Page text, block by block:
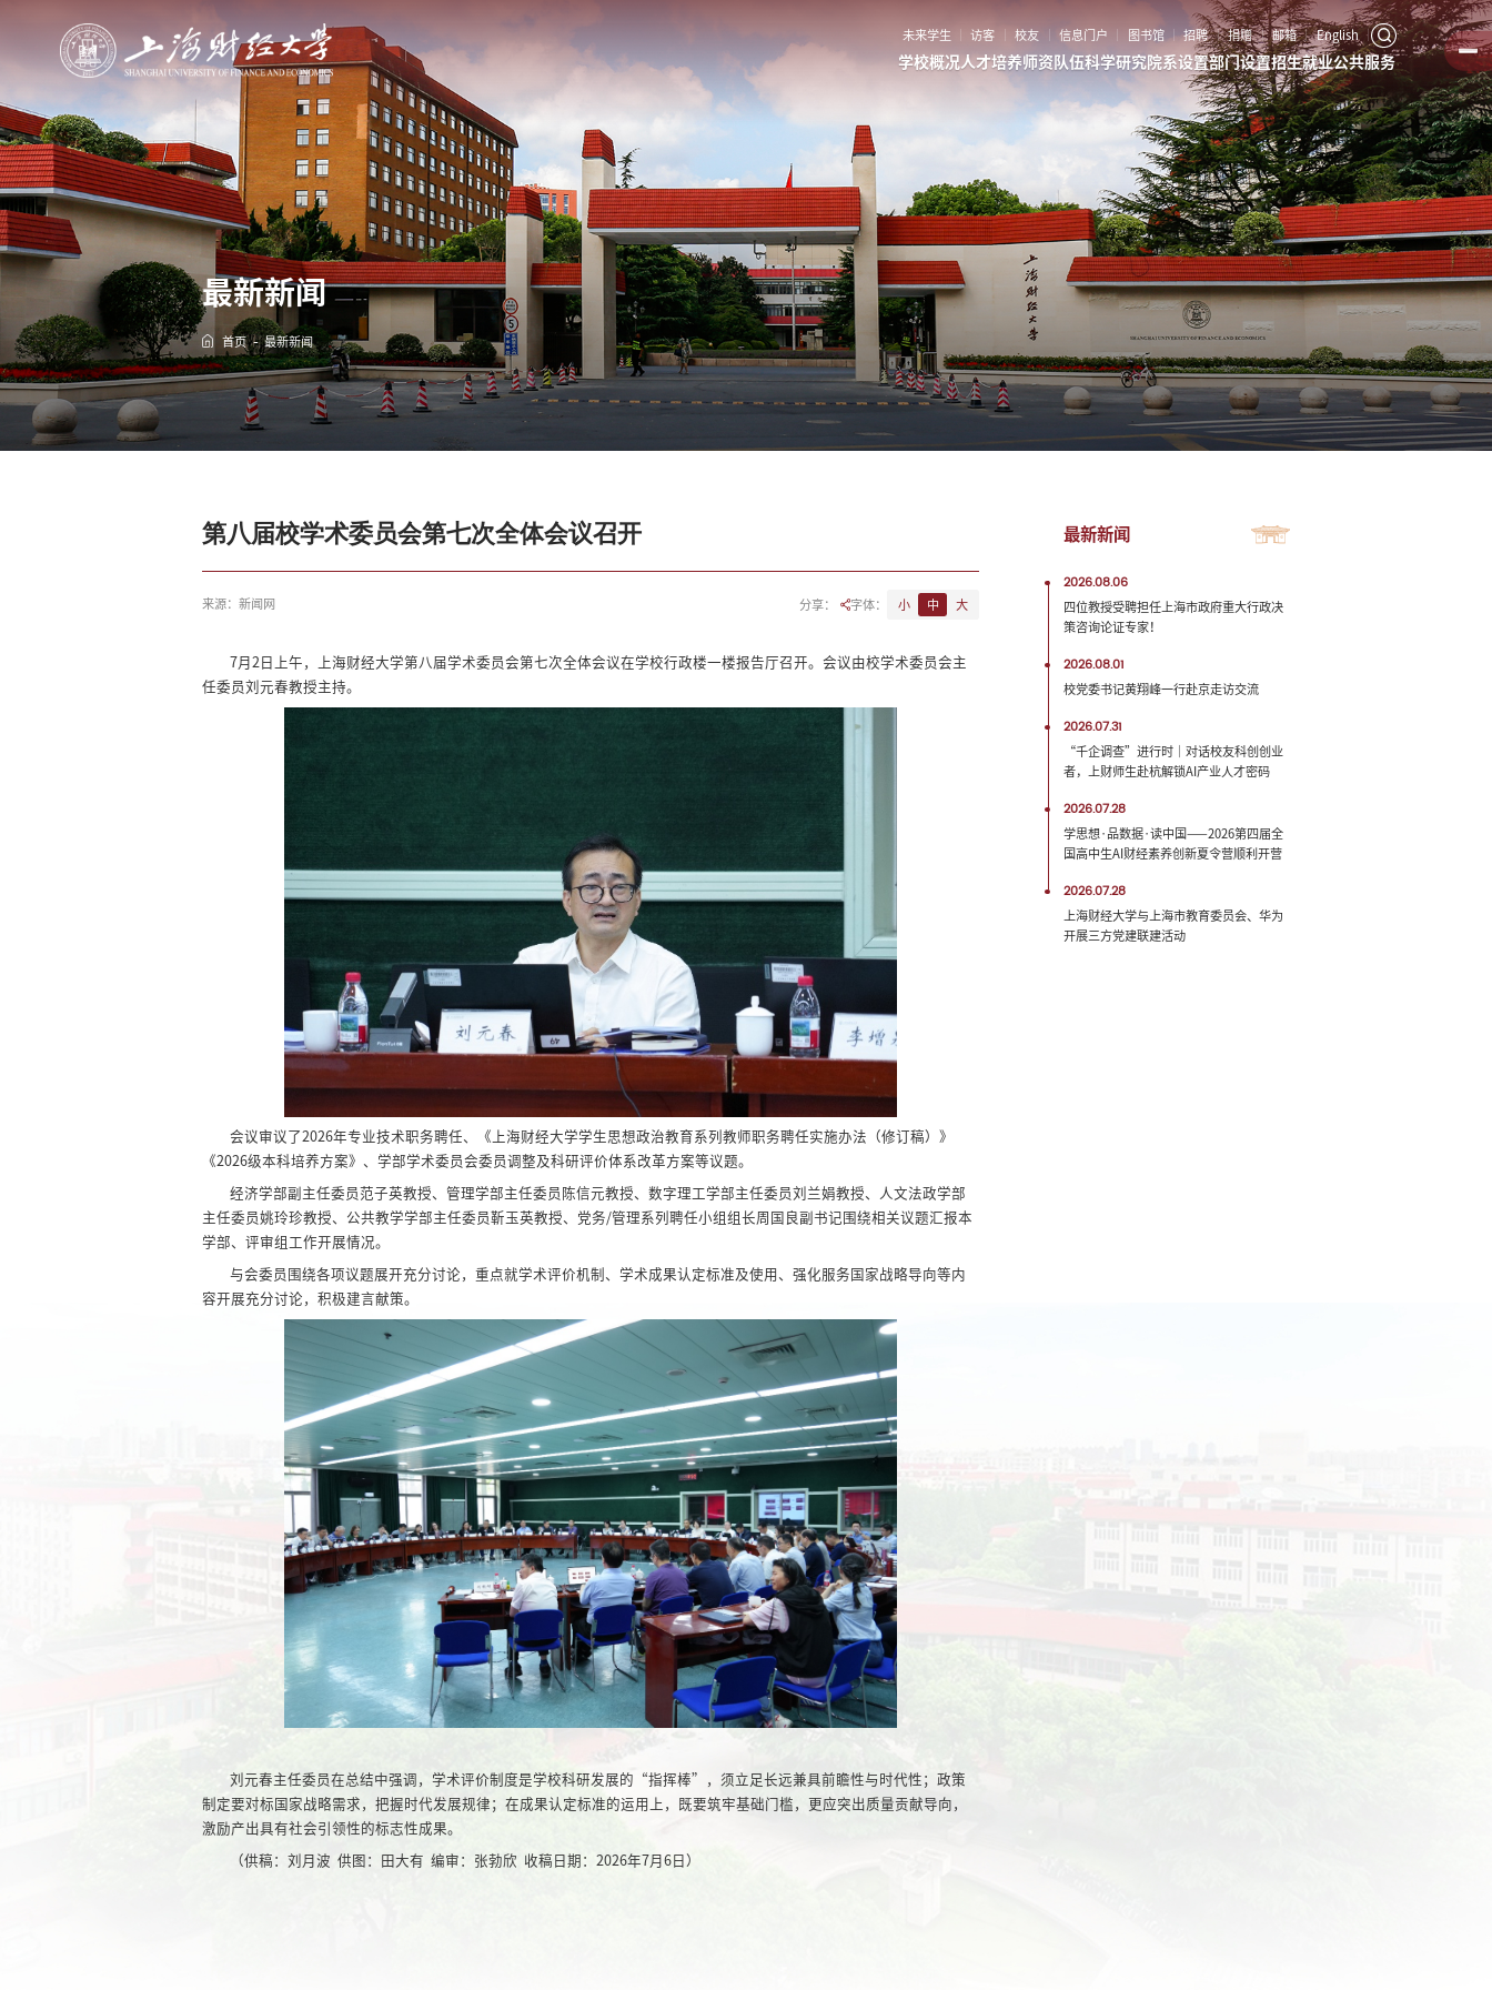
未来学生 访客 校友 信息门户 图书馆 招聘 捐赠 邮箱 English
学校概况 人才培养师资队伍科学研究院系设置部门设置招生就业公共服务
最新新闻
首页 最新新闻
第八届校学术委员会第七次全体会议召开
来源：新闻网 分享： 字体： 小 中 大
7月2日上午，上海财经大学第八届学术委员会第七次全体会议在学校行政楼一楼报告厅召开。会议由校学术委员会主
任委员刘元春教授主持。
会议审议了2026年专业技术职务聘任、《上海财经大学学生思想政治教育系列教师职务聘任实施办法（修订稿）》
《2026级本科培养方案》、学部学术委员会委员调整及科研评价体系改革方案等议题。
经济学部副主任委员范子英教授、管理学部主任委员陈信元教授、数字理工学部主任委员刘兰娟教授、人文法政学部
主任委员姚玲珍教授、公共教学学部主任委员靳玉英教授、党务/管理系列聘任小组组长周国良副书记围绕相关议题汇报本
学部、评审组工作开展情况。
与会委员围绕各项议题展开充分讨论，重点就学术评价机制、学术成果认定标准及使用、强化服务国家战略导向等内
容开展充分讨论，积极建言献策。
刘元春主任委员在总结中强调，学术评价制度是学校科研发展的“指挥棒”，须立足长远兼具前瞻性与时代性；政策
制定要对标国家战略需求，把握时代发展规律；在成果认定标准的运用上，既要筑牢基础门槛，更应突出质量贡献导向，
激励产出具有社会引领性的标志性成果。
（供稿：刘月波 供图：田大有 编审：张勃欣 收稿日期：2026年7月6日）
最新新闻
2026.08.06
四位教授受聘担任上海市政府重大行政决
策咨询论证专家！
2026.08.01
校党委书记黄翔峰一行赴京走访交流
2026.07.31
“千企调查”进行时｜对话校友科创创业
者，上财师生赴杭解锁AI产业人才密码
2026.07.28
学思想·品数据·读中国——2026第四届全
国高中生AI财经素养创新夏令营顺利开营
2026.07.28
上海财经大学与上海市教育委员会、华为
开展三方党建联建活动